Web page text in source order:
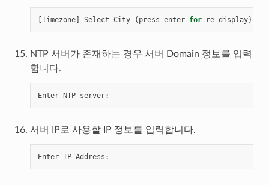
[Timezone] Select City ( press enter for re-display):
NTP 서버가 존재하는 경우 서버 Domain 정보를 입력
합니다.
Enter NTP server:
서버 IP로 사용할 IP 정보를 입력합니다.
Enter IP Address :